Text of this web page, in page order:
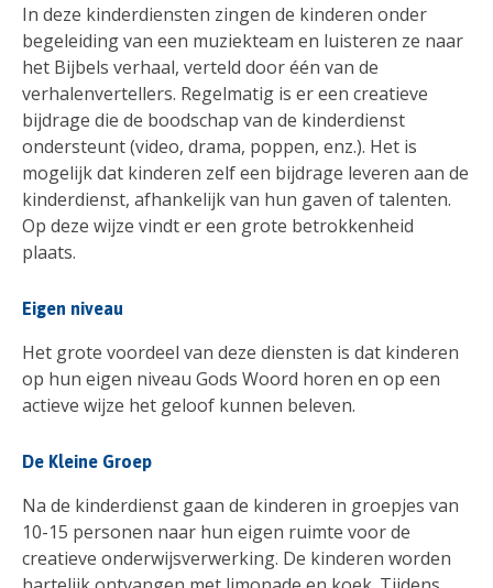
In deze kinderdiensten zingen de kinderen onder
begeleiding van een muziekteam en luisteren ze naar
het Bijbels verhaal, verteld door één van de
verhalenvertellers. Regelmatig is er een creatieve
bijdrage die de boodschap van de kinderdienst
ondersteunt (video, drama, poppen, enz.). Het is
mogelijk dat kinderen zelf een bijdrage leveren aan de
kinderdienst, afhankelijk van hun gaven of talenten.
Op deze wijze vindt er een grote betrokkenheid
plaats.
Eigen niveau
Het grote voordeel van deze diensten is dat kinderen
op hun eigen niveau Gods Woord horen en op een
actieve wijze het geloof kunnen beleven.
De Kleine Groep
Na de kinderdienst gaan de kinderen in groepjes van
10-15 personen naar hun eigen ruimte voor de
creatieve onderwijsverwerking. De kinderen worden